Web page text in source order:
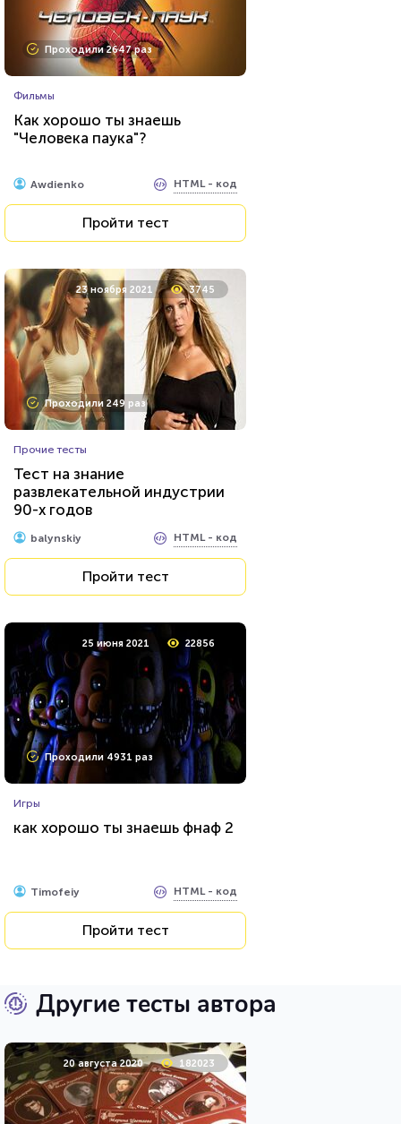
Проходили 2647 раз
Фильмы
Как хорошо ты знаешь
"Человека паука"?
Awdienko HTML - код
Пройти тест
23 ноября 2021 3745
Проходили 249 раз
Прочие тесты
Тест на знание
развлекательной индустрии
90-х годов
balynskiy HTML - код
Пройти тест
25 июня 2021 22856
Проходили 4931 раз
Игры
как хорошо ты знаешь фнаф 2
Timofeiy HTML - код
Пройти тест
Другие тесты автора
20 августа 2020 182023